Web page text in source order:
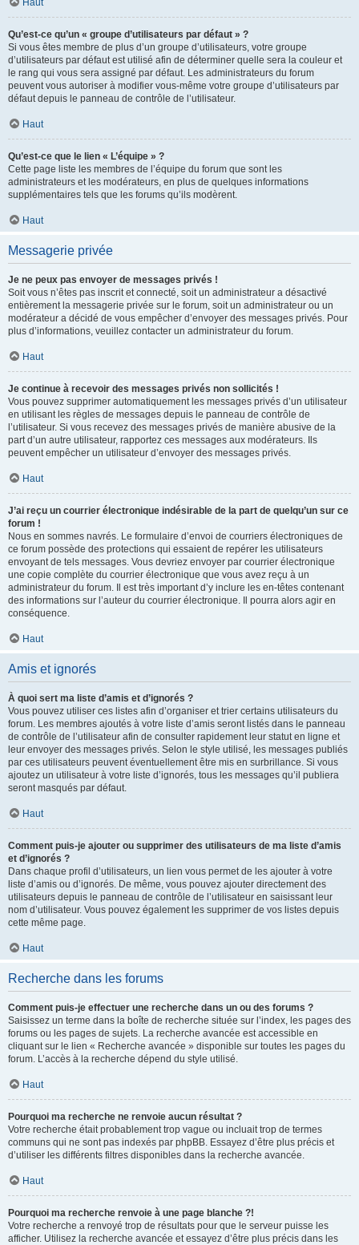
Haut
Qu’est-ce qu’un « groupe d’utilisateurs par défaut » ?
Si vous êtes membre de plus d’un groupe d’utilisateurs, votre groupe
d’utilisateurs par défaut est utilisé afin de déterminer quelle sera la couleur et
le rang qui vous sera assigné par défaut. Les administrateurs du forum
peuvent vous autoriser à modifier vous-même votre groupe d’utilisateurs par
défaut depuis le panneau de contrôle de l’utilisateur.
Haut
Qu’est-ce que le lien « L’équipe » ?
Cette page liste les membres de l’équipe du forum que sont les
administrateurs et les modérateurs, en plus de quelques informations
supplémentaires tels que les forums qu’ils modèrent.
Haut
Messagerie privée
Je ne peux pas envoyer de messages privés !
Soit vous n’êtes pas inscrit et connecté, soit un administrateur a désactivé
entièrement la messagerie privée sur le forum, soit un administrateur ou un
modérateur a décidé de vous empêcher d’envoyer des messages privés. Pour
plus d’informations, veuillez contacter un administrateur du forum.
Haut
Je continue à recevoir des messages privés non sollicités !
Vous pouvez supprimer automatiquement les messages privés d’un utilisateur
en utilisant les règles de messages depuis le panneau de contrôle de
l’utilisateur. Si vous recevez des messages privés de manière abusive de la
part d’un autre utilisateur, rapportez ces messages aux modérateurs. Ils
peuvent empêcher un utilisateur d’envoyer des messages privés.
Haut
J’ai reçu un courrier électronique indésirable de la part de quelqu’un sur ce
forum !
Nous en sommes navrés. Le formulaire d’envoi de courriers électroniques de
ce forum possède des protections qui essaient de repérer les utilisateurs
envoyant de tels messages. Vous devriez envoyer par courrier électronique
une copie complète du courrier électronique que vous avez reçu à un
administrateur du forum. Il est très important d’y inclure les en-têtes contenant
des informations sur l’auteur du courrier électronique. Il pourra alors agir en
conséquence.
Haut
Amis et ignorés
À quoi sert ma liste d’amis et d’ignorés ?
Vous pouvez utiliser ces listes afin d’organiser et trier certains utilisateurs du
forum. Les membres ajoutés à votre liste d’amis seront listés dans le panneau
de contrôle de l’utilisateur afin de consulter rapidement leur statut en ligne et
leur envoyer des messages privés. Selon le style utilisé, les messages publiés
par ces utilisateurs peuvent éventuellement être mis en surbrillance. Si vous
ajoutez un utilisateur à votre liste d’ignorés, tous les messages qu’il publiera
seront masqués par défaut.
Haut
Comment puis-je ajouter ou supprimer des utilisateurs de ma liste d’amis
et d’ignorés ?
Dans chaque profil d’utilisateurs, un lien vous permet de les ajouter à votre
liste d’amis ou d’ignorés. De même, vous pouvez ajouter directement des
utilisateurs depuis le panneau de contrôle de l’utilisateur en saisissant leur
nom d’utilisateur. Vous pouvez également les supprimer de vos listes depuis
cette même page.
Haut
Recherche dans les forums
Comment puis-je effectuer une recherche dans un ou des forums ?
Saisissez un terme dans la boîte de recherche située sur l’index, les pages des
forums ou les pages de sujets. La recherche avancée est accessible en
cliquant sur le lien « Recherche avancée » disponible sur toutes les pages du
forum. L’accès à la recherche dépend du style utilisé.
Haut
Pourquoi ma recherche ne renvoie aucun résultat ?
Votre recherche était probablement trop vague ou incluait trop de termes
communs qui ne sont pas indexés par phpBB. Essayez d’être plus précis et
d’utiliser les différents filtres disponibles dans la recherche avancée.
Haut
Pourquoi ma recherche renvoie à une page blanche ?!
Votre recherche a renvoyé trop de résultats pour que le serveur puisse les
afficher. Utilisez la recherche avancée et essayez d’être plus précis dans les